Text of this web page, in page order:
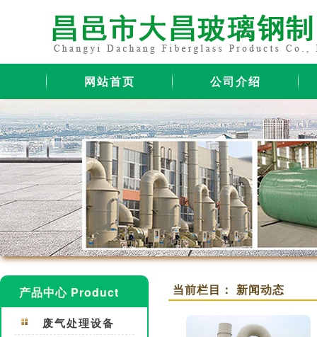
网站首页 公司介绍
产品中心 Product
废气处理设备
当前栏目： 新闻动态